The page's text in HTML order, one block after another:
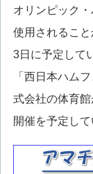
オリンピック
使用されるこ
3日に予定して
「西日本ハム
式会社の体育
開催を予定して